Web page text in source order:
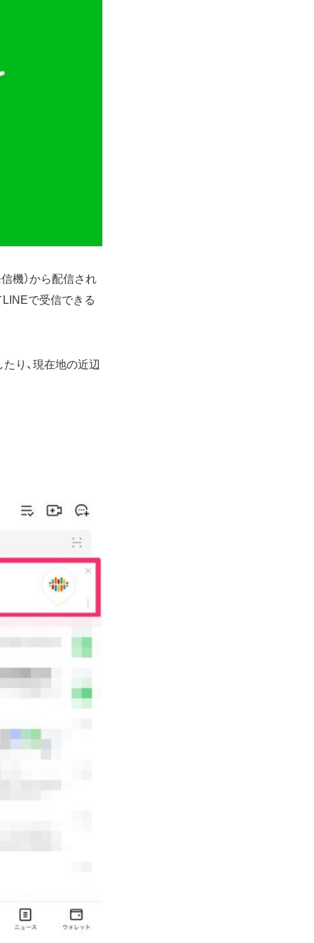
機）から配信され
で受信できる
り、現在地の近辺